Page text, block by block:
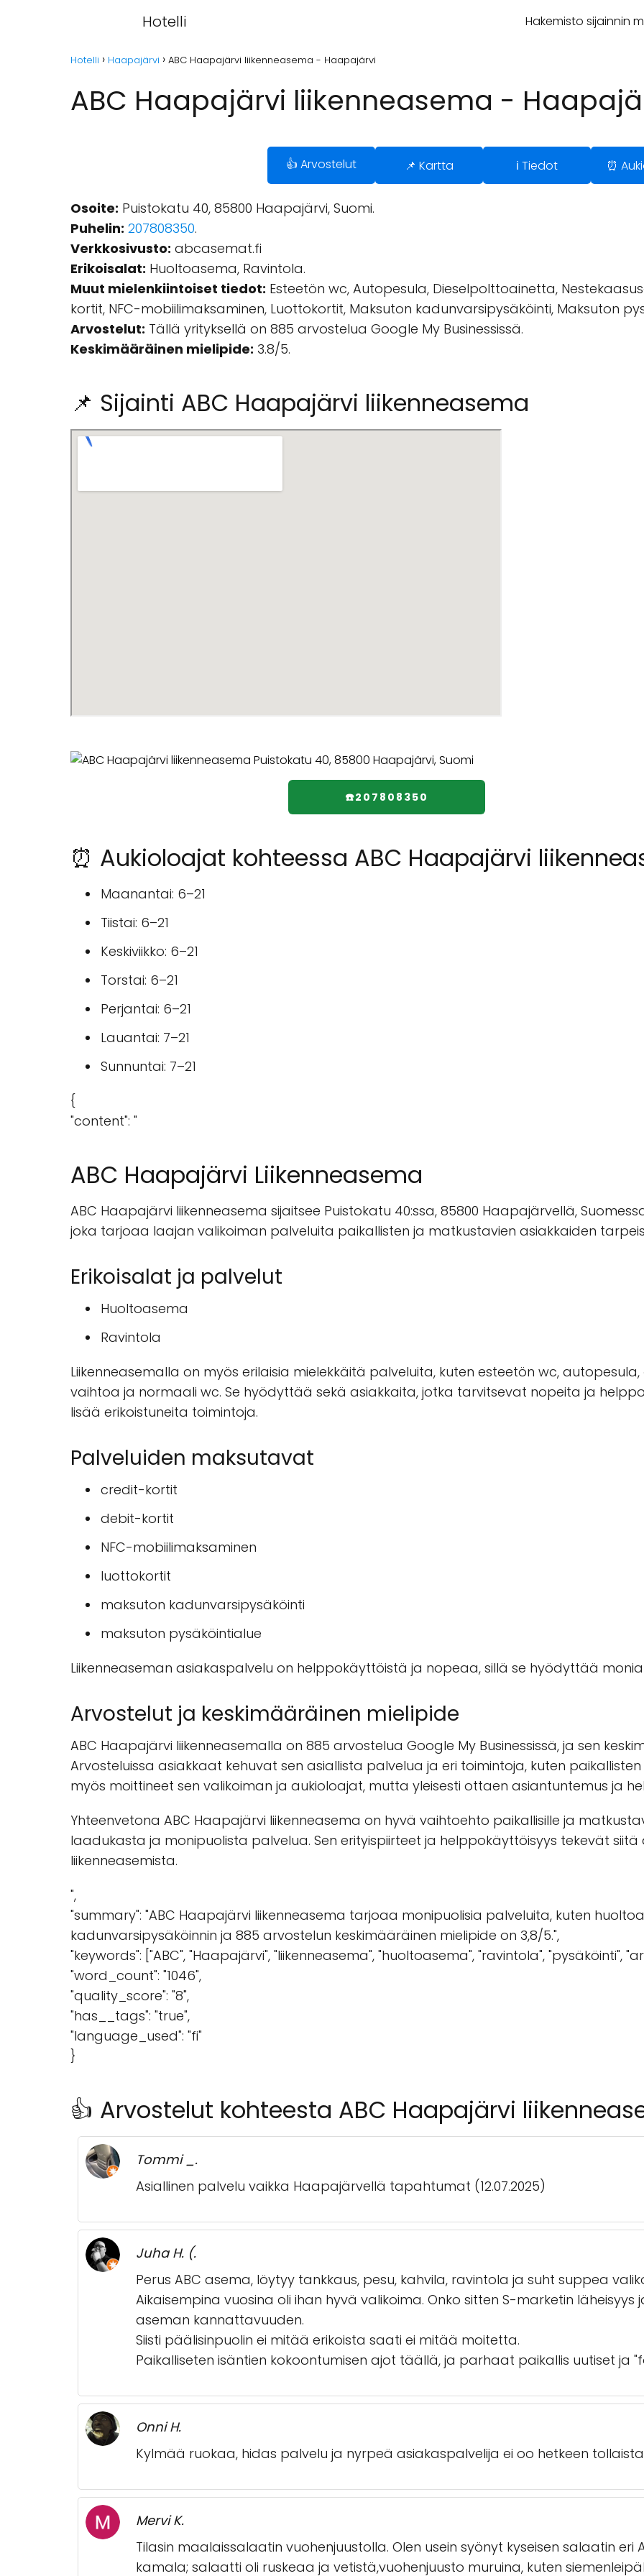
Hotelli Hakemisto sijainnin
Hotelli Haapajärvi ABC Haapajärvi liikenneasema - Haapajärvi
ABC Haapajärvi liikenneasema -
👍 Arvostelut 📌 Kartta ℹ️ Tiedot ⏰
Osoite: Puistokatu 40, 85800 Haapajärvi, Suomi.
Puhelin: 207808350.
Verkkosivusto: abcasemat.fi
Erikoisalat: Huoltoasema, Ravintola.
Muut mielenkiintoiset tiedot: Esteetön wc, Autopesula, Dieselpolttoainetta,
kortit, NFC-mobiilimaksaminen, Luottokortit, Maksuton kadunvarsipysäköinti, Maksuton
Arvostelut: Tällä yrityksellä on 885 arvostelua Google My Businessissä.
Keskimääräinen mielipide: 3.8/5.
📌 Sijainti ABC Haapajärvi liikenneasema
☎️207808350
⏰ Aukioloajat kohteessa ABC Haapajärvi
Maanantai: 6–21
Tiistai: 6–21
Keskiviikko: 6–21
Torstai: 6–21
Perjantai: 6–21
Lauantai: 7–21
Sunnuntai: 7–21
{
"content": "
ABC Haapajärvi Liikenneasema
ABC Haapajärvi liikenneasema sijaitsee Puistokatu 40:ssa, 85800 Haapajärvellä,
joka tarjoaa laajan valikoiman palveluita paikallisten ja matkustavien asiakkaiden
Erikoisalat ja palvelut
Huoltoasema
Ravintola
Liikenneasemalla on myös erilaisia mielekkäitä palveluita, kuten esteetön wc,
vaihtoa ja normaali wc. Se hyödyttää sekä asiakkaita, jotka tarvitsevat nopeita ja
lisää erikoistuneita toimintoja.
Palveluiden maksutavat
credit-kortit
debit-kortit
NFC-mobiilimaksaminen
luottokortit
maksuton kadunvarsipysäköinti
maksuton pysäköintialue
Liikenneaseman asiakaspalvelu on helppokäyttöistä ja nopeaa, sillä se hyödyttää
Arvostelut ja keskimääräinen mielipide
ABC Haapajärvi liikenneasemalla on 885 arvostelua Google My Businessissä, ja sen
Arvosteluissa asiakkaat kehuvat sen asiallista palvelua ja eri toimintoja, kuten
myös moittineet sen valikoiman ja aukioloajat, mutta yleisesti ottaen asiantuntemus ja
Yhteenvetona ABC Haapajärvi liikenneasema on hyvä vaihtoehto paikallisille ja
laadukasta ja monipuolista palvelua. Sen erityispiirteet ja helppokäyttöisyys tekevät
liikenneasemista.
",
"summary": "ABC Haapajärvi liikenneasema tarjoaa monipuolisia palveluita, kuten
kadunvarsipysäköinnin ja 885 arvostelun keskimääräinen mielipide on 3,8/5.",
"keywords": ["ABC", "Haapajärvi", "liikenneasema", "huoltoasema", "ravintola", "pysäköinti",
"word_count": "1046",
"quality_score": "8",
"has__tags": "true",
"language_used": "fi"
}
👍 Arvostelut kohteesta ABC Haapajärvi
Tommi _.
Asiallinen palvelu vaikka Haapajärvellä tapahtumat (12.07.2025)
Juha H. (.
Perus ABC asema, löytyy tankkaus, pesu, kahvila, ravintola ja suht suppea
Aikaisempina vuosina oli ihan hyvä valikoima. Onko sitten S-marketin
aseman kannattavuuden.
Siisti päälisinpuolin ei mitää erikoista saati ei mitää moitetta.
Paikalliseten isäntien kokoontumisen ajot täällä, ja parhaat paikallis uutiset ja
Onni H.
Kylmää ruokaa, hidas palvelu ja nyrpeä asiakaspalvelija ei oo hetkeen
Mervi K.
Tilasin maalaissalaatin vuohenjuustolla. Olen usein syönyt kyseisen salaatin eri
kamala; salaatti oli ruskeaa ja vetistä,vuohenjuusto muruina, kuten